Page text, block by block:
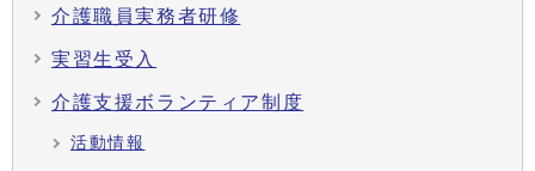
介護職員実務者研修
実習生受入
介護支援ボランティア制度
活動情報